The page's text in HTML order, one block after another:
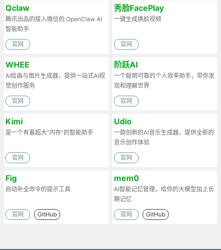
Qclaw
腾讯出品的接入微信的 OpenClaw AI
智能助手
官网
秀脸FacePlay
一键生成换脸视频
官网
WHEE
AI绘画与图片生成器，提供一站式AI视
觉创作服务
官网
阶跃AI
一个聪明可靠的个人效率助手，带你发
现和理解世界
官网
Kimi
是一个有着超大“内存”的智能助手
官网
Udio
一款创新的AI音乐生成器，提供全新的
音乐创作体验
官网
Fig
自动补全命令的提示工具
官网 GitHub
mem0
AI智能记忆管理，给你的大模型加上长
期记忆
官网 GitHub